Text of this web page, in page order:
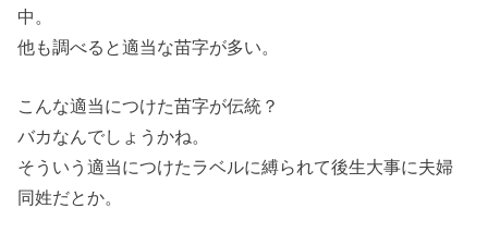
中。
他も調べると適当な苗字が多い。
こんな適当につけた苗字が伝統？
バカなんでしょうかね。
そういう適当につけたラベルに縛られて後生大事に夫婦
同姓だとか。